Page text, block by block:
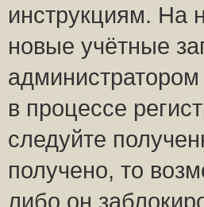
инструкциям. На
новые учётные
в процессе
следуйте
получено, то
либо он